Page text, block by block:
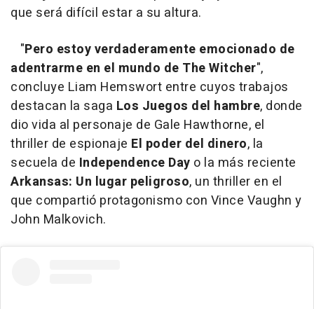
que será difícil estar a su altura.
"Pero estoy verdaderamente emocionado de
adentrarme en el mundo de The Witcher",
concluye Liam Hemswort entre cuyos trabajos
destacan la saga Los Juegos del hambre, donde
dio vida al personaje de Gale Hawthorne, el
thriller de espionaje El poder del dinero, la
secuela de Independence Day o la más reciente
Arkansas: Un lugar peligroso, un thriller en el
que compartió protagonismo con Vince Vaughn y
John Malkovich.